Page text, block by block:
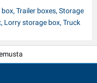
Trailer boxes, Storage
Lorry storage box, Truck